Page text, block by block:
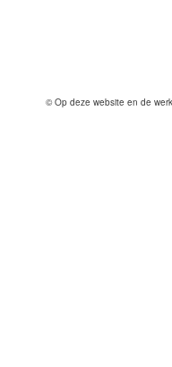
© Op deze website en de